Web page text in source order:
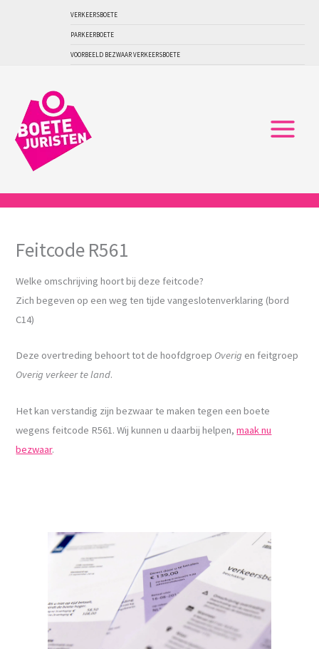
VERKEERSBOETE
PARKEERBOETE
VOORBEELD BEZWAAR VERKEERSBOETE
Feitcode R561
Welke omschrijving hoort bij deze feitcode?
Zich begeven op een weg ten tijde vangeslotenverklaring (bord
C14)
Deze overtreding behoort tot de hoofdgroep Overig en feitgroep
Overig verkeer te land.
Het kan verstandig zijn bezwaar te maken tegen een boete
wegens feitcode R561. Wij kunnen u daarbij helpen,maak nu
bezwaar.